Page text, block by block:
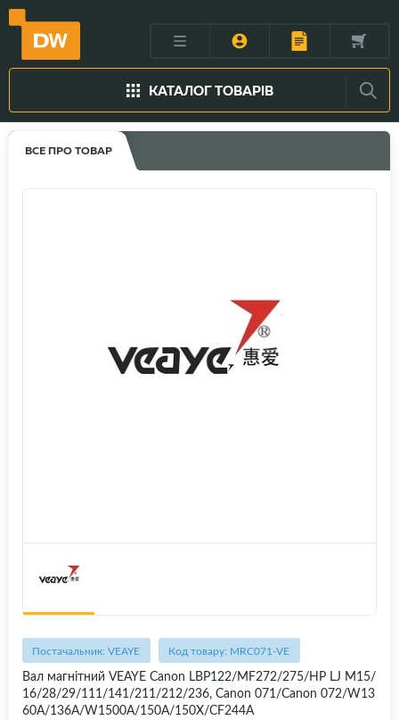
КАТАЛОГ ТОВАРІВ
ВСЕ ПРО ТОВАР
Постачальник: VEAYE Код товару: MRC071-VE
Вал магнітний VEAYE Canon LBP122/MF272/275/HP LJ M15/
16/28/29/111/141/211/212/236, Canon 071/Canon 072/W13
60A/136A/W1500A/150A/150X/CF244A